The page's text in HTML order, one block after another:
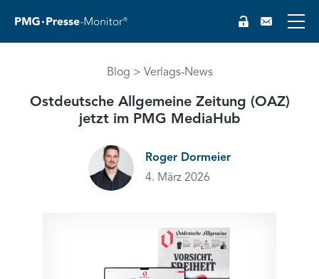
EN
Blog Verlags-News
Ostdeutsche Allgemeine Zeitung (OAZ)
jetzt im PMG MediaHub
Roger Dormeier
4. März 2026